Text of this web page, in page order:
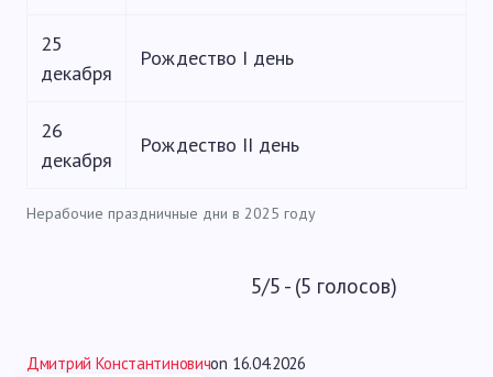
Нерабочие праздничные дни в 2025 году
25
декабря
Рождество I день
26
декабря
Рождество II день
5/5 - (5 голосов)
Дмитрий Константиновичon 16.04.2026